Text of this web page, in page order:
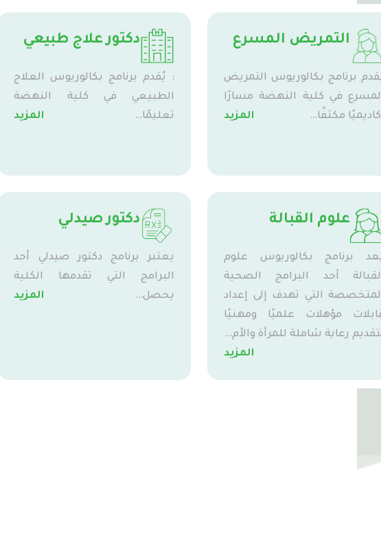
التمريض المسرع
برنامج بكالوريوس التمريض
في كلية النهضة مسارًا
مكثفًا…
المزيد
دكتور علاج طبيعي
: يُقدم برنامج بكالوريوس العلاج
الطبيعي في كلية النهضة
تعليمًا…
المزيد
علوم القبالة
برنامج بكالوريوس علوم
أحد البرامج الصحية
التي تهدف إلى إعداد
مؤهلات علميًا ومهنيًا
رعاية شاملة للمرأة والأم…
المزيد
دكتور صيدلي
يعتبر برنامج دكتور صيدلي أحد
البرامج التي تقدمها الكلية
يحصل…
المزيد